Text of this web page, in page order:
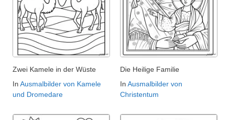
Zwei Kamele in der Wüste
In Ausmalbilder von Kamele
und Dromedare
Die Heilige Familie
In Ausmalbilder von
Christentum